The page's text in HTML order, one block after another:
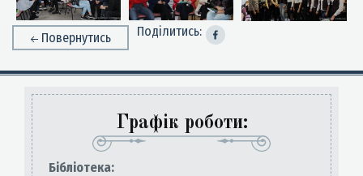
Повернутись Поділитись:
Графік роботи:
Бiблiотека: